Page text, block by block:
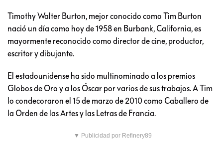
Timothy Walter Burton, mejor conocido como Tim Burton
nació un día como hoy de 1958 en Burbank, California, es
mayormente reconocido como director de cine, productor,
escritor y dibujante.
El estadounidense ha sido multinominado a los premios
Globos de Oro y a los Óscar por varios de sus trabajos. A Tim
lo condecoraron el 15 de marzo de 2010 como Caballero de
la Orden de las Artes y las Letras de Francia.
▼ Publicidad por Refinery89